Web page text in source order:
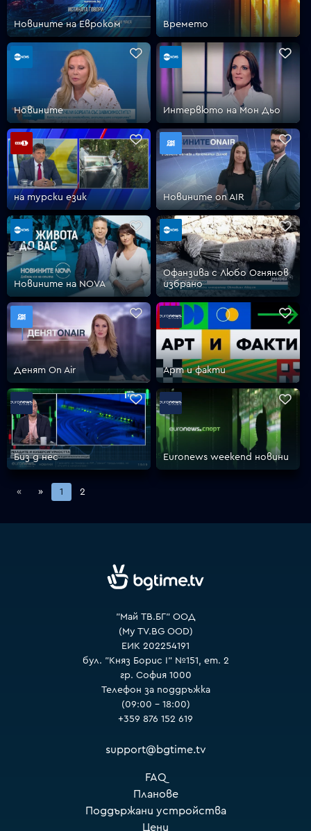
Новините на Евроком Времето
Новините Интервюто на Мон Дьо
на турски език Новините on AIR
Новините на NOVA
Офанзива с Любо Огнянов
избрано
Денят On Air Арт и факти
Биз д нес Euronews weekend новини
« » 1 2
"Май ТВ.БГ" ООД
(My TV.BG OOD)
ЕИК 202254191
бул. "Княз Борис I" №151, ет. 2
гр. София 1000
Телефон за поддръжка
(09:00 – 18:00)
+359 876 152 619
support@bgtime.tv
FAQ
Планове
Поддържани устройства
Цени